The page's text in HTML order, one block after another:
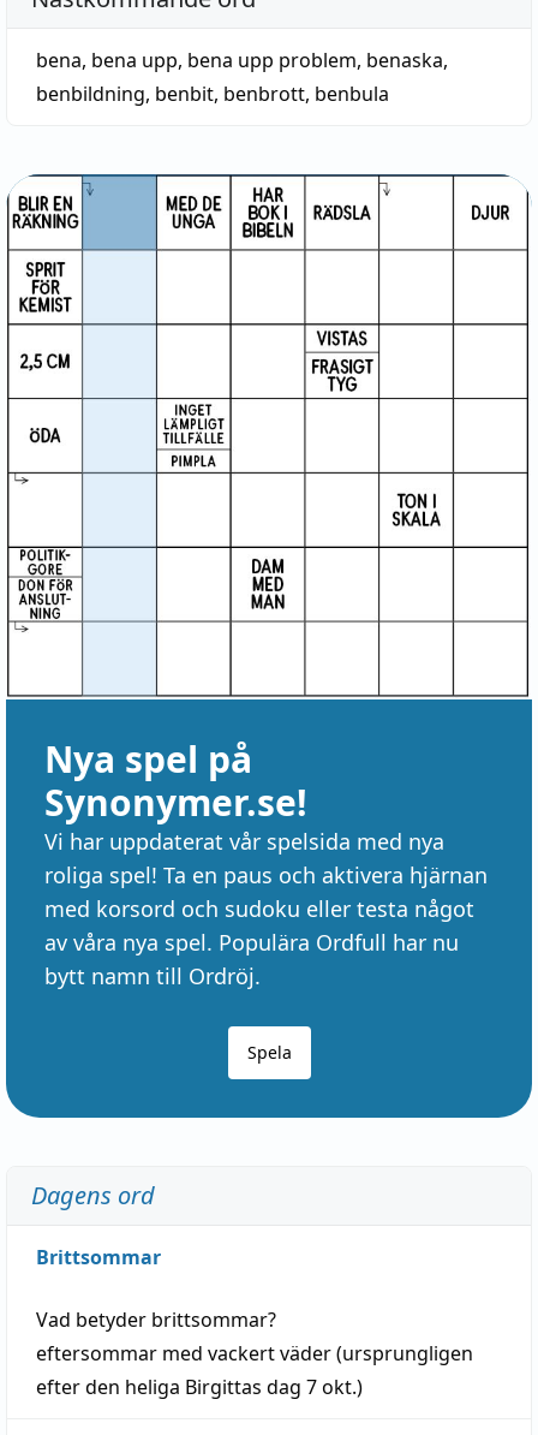
bena, bena upp, bena upp problem, benaska,
benbildning, benbit, benbrott, benbula
Nya spel på
Synonymer.se!
Vi har uppdaterat vår spelsida med nya
roliga spel! Ta en paus och aktivera hjärnan
med korsord och sudoku eller testa något
av våra nya spel. Populära Ordfull har nu
bytt namn till Ordröj.
Spela
Dagens ord
Brittsommar
Vad betyder brittsommar?
eftersommar med vackertväder(ursprungligen
efter den heliga Birgittas dag 7 okt.)